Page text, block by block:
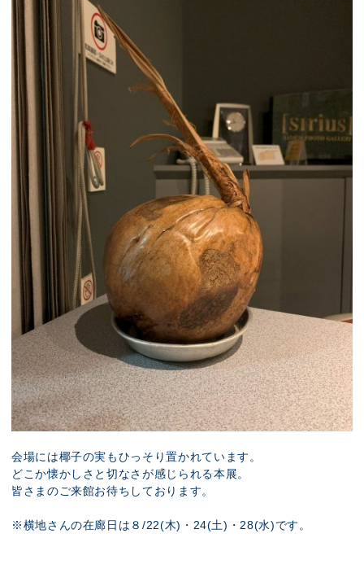
会場には椰子の実もひっそり置かれています。
どこか懐かしさと切なさが感じられる本展。
皆さまのご来館お待ちしております。
※横地さんの在廊日は８/22(木)・24(土)・28(水)です。